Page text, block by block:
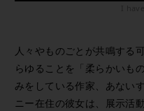
人々やものごとが共鳴する
らゆることを「柔らかいも
みをしている作家、あない
ニー在住の彼女は、展示活